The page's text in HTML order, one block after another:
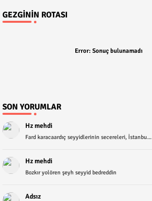
GEZGININ ROTASI
Error: Sonuç bulunamadı
SON YORUMLAR
Hz mehdi
Fard karacaardıç seyyidlerinin secereleri, İstanbu...
Hz mehdi
Bozkır yolören şeyh seyyid bedreddin
Adsız